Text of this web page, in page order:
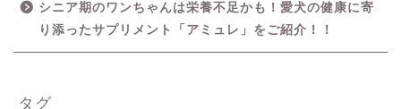
シニア期のワンちゃんは栄養不足かも！愛犬の健康に寄
り添ったサプリメント「アミュレ」をご紹介！！
タグ
LIFE STYLE